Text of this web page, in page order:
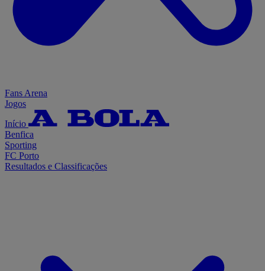
Fans Arena
Jogos
Início
Benfica
Sporting
FC Porto
Resultados e Classificações